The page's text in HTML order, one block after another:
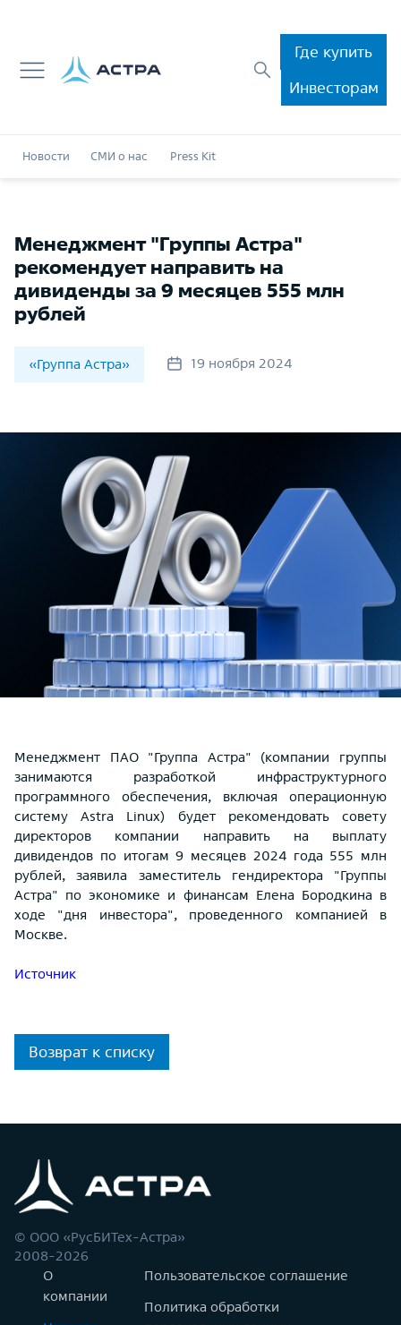
Где купить
Инвесторам
Новости СМИ о нас Press Kit
Менеджмент "Группы Астра"
рекомендует направить на
дивиденды за 9 месяцев 555 млн
рублей
«Группа Астра» 19 ноября 2024
Менеджмент ПАО "Группа Астра" (компании группы
занимаются разработкой инфраструктурного
программного обеспечения, включая операционную
систему Astra Linux) будет рекомендовать совету
директоров компании направить на выплату
дивидендов по итогам 9 месяцев 2024 года 555 млн
рублей, заявила заместитель гендиректора "Группы
Астра" по экономике и финансам Елена Бородкина в
ходе "дня инвестора", проведенного компанией в
Москве.
Источник
Возврат к списку
© ООО «РусБИТех-Астра»
2008-2026
О
компании
Пользовательское соглашение
Политика обработки